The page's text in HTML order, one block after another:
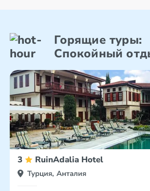
Горящие туры:
Спокойный
3 RuinAdalia Hotel
Турция, Анталия